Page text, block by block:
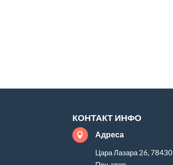
КОНТАКТ ИНФО
 Адреса
Цара Лазара 26, 78430